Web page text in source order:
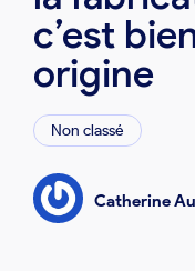
c’est
origine
Non classé
Catherine